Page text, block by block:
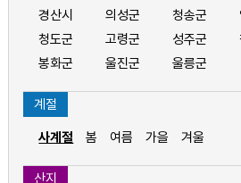
경산시
의성군 청송군
청도군
고령군 성주군
봉화군
울진군 울릉군
계절
사계절 봄 여름 가을 겨울
산지